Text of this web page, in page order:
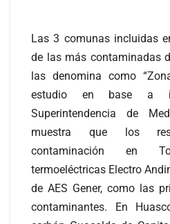
Las 3 comunas incluidas
de las más contaminadas
las denomina como
estudio en base a
Superintendencia de
muestra que los
contaminación en
termoeléctricas Electro
de AES Gener, como las
contaminantes. En